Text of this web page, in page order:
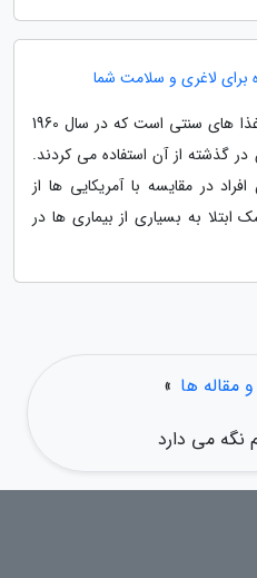
برای لاغری و سلامت شما
فرارو- رژیم مدیترانه ای مبتنی بر غذا های سنتی است که در سال 1960
در گذشته از آن استفاده می کردند.
در مقایسه با آمریکایی ها از
به بسیاری از بیماری ها در
مقاله ها »